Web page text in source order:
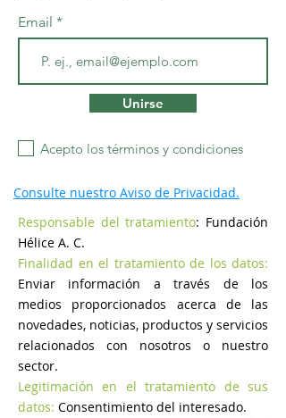
Email
Unirse
Acepto los términos y condiciones
Responsable del tratamiento: Fundación
Hélice A. C.
Finalidad en el tratamiento de los datos:
Enviar información a través de los
medios proporcionados acerca de las
novedades, noticias, productos y servicios
relacionados con nosotros o nuestro
sector.
Legitimación en el tratamiento de sus
datos: Consentimiento del interesado.
Consulte nuestro Aviso de Privacidad.